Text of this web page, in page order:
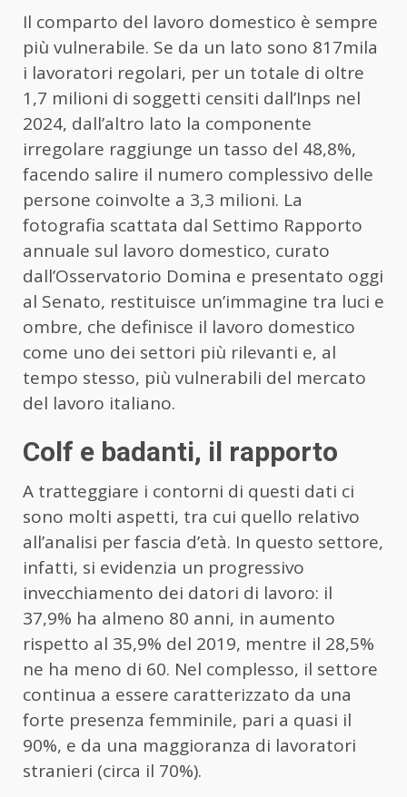
Il comparto del lavoro domestico è sempre
più vulnerabile. Se da un lato sono 817mila
i lavoratori regolari, per un totale di oltre
1,7 milioni di soggetti censiti dall’Inps nel
2024, dall’altro lato la componente
irregolare raggiunge un tasso del 48,8%,
facendo salire il numero complessivo delle
persone coinvolte a 3,3 milioni. La
fotografia scattata dal Settimo Rapporto
annuale sul lavoro domestico, curato
dall’Osservatorio Domina e presentato oggi
al Senato, restituisce un’immagine tra luci e
ombre, che definisce il lavoro domestico
come uno dei settori più rilevanti e, al
tempo stesso, più vulnerabili del mercato
del lavoro italiano.
Colf e badanti, il rapporto
A tratteggiare i contorni di questi dati ci
sono molti aspetti, tra cui quello relativo
all’analisi per fascia d’età. In questo settore,
infatti, si evidenzia un progressivo
invecchiamento dei datori di lavoro: il
37,9% ha almeno 80 anni, in aumento
rispetto al 35,9% del 2019, mentre il 28,5%
ne ha meno di 60. Nel complesso, il settore
continua a essere caratterizzato da una
forte presenza femminile, pari a quasi il
90%, e da una maggioranza di lavoratori
stranieri (circa il 70%).